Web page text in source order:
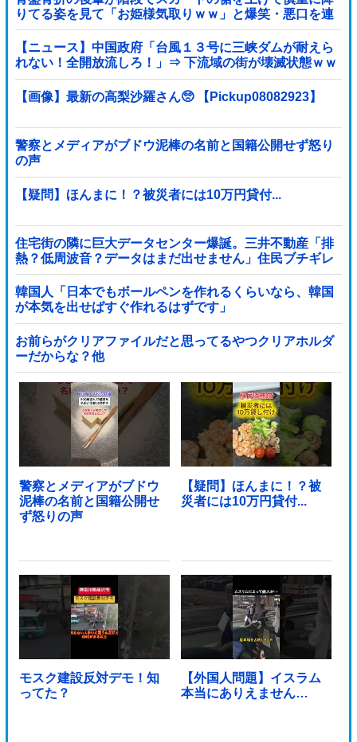
りてる姿を見て「お姫様気取りｗｗ」と爆笑・悪口を連
発する社内彼女！事故背景を知りながらマウントと嫉妬
で嘲笑する性根の汚さに一気に冷めた・・・
【ニュース】中国政府「台風１３号に三峡ダムが耐えら
れない！全開放流しろ！」⇒ 下流域の街が壊滅状態ｗｗ
ｗｗｗ
【画像】最新の高梨沙羅さん🥺 【Pickup08082923】
警察とメディアがブドウ泥棒の名前と国籍公開せず怒り
の声
【疑問】ほんまに！？被災者には10万円貸付...
住宅街の隣に巨大データセンター爆誕。三井不動産「排
熱？低周波音？データはまだ出せません」住民ブチギレ
韓国人「日本でもボールペンを作れるくらいなら、韓国
が本気を出せばすぐ作れるはずです」
お前らがクリアファイルだと思ってるやつクリアホルダ
ーだからな？他
警察とメディアがブドウ
泥棒の名前と国籍公開せ
ず怒りの声
【疑問】ほんまに！？被
災者には10万円貸付...
モスク建設反対デモ！知
ってた？
【外国人問題】イスラム
本当にありえません…